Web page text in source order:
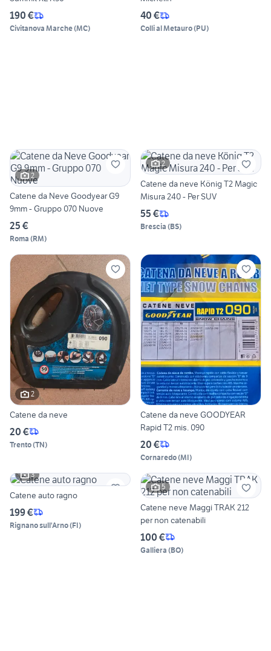
190 €
Civitanova Marche(MC)
40 €
Colli al Metauro(PU)
2
Catene da Neve Goodyear G9
9mm - Gruppo 070 Nuove
25 €
Roma (RM)
2
Catene da neve König T2 Magic
Misura 240 - Per SUV
55 €
Brescia (BS)
2
Catene da neve
20 €
Trento(TN)
Catene da neve GOODYEAR
Rapid T2 mis. 090
20 €
Cornaredo(MI)
3
Catene auto ragno
199 €
Rignano sull'Arno(FI)
5
Catene neve Maggi TRAK 212
per non catenabili
100 €
Galliera (BO)